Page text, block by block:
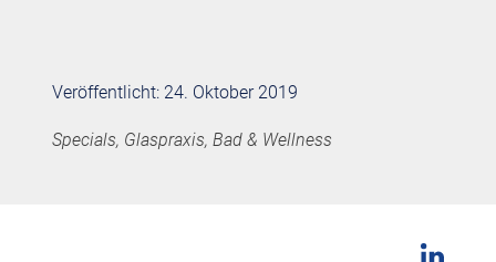
Veröffentlicht: 24. Oktober 2019
Specials, Glaspraxis, Bad & Wellness